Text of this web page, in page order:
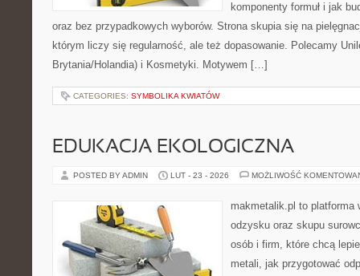
komponenty formuł i jak
oraz bez przypadkowych wyborów. Strona skupia się na
którym liczy się regularność, ale też dopasowanie. Polecamy
Brytania/Holandia) i Kosmetyki. Motywem […]
CATEGORIES: SYMBOLIKA KWIATÓW
EDUKACJA EKOLOGICZNA
POSTED BY ADMIN LUT - 23 - 2026 MOŻLIWOŚĆ
makmetalik.pl to platforma
odzysku oraz skupu
osób i firm, które chcą
metali, jak przygotować